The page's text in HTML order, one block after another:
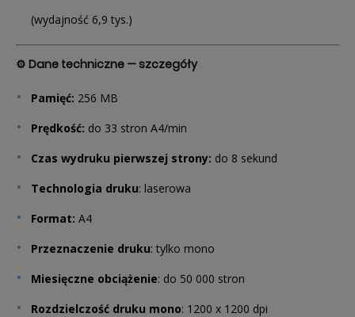
(wydajność 6,9 tys.)
⚙️ Dane techniczne — szczegóły
Pamięć: 256 MB
Prędkość: do 33 stron A4/min
Czas wydruku pierwszej strony: do 8 sekund
Technologia druku: laserowa
Format: A4
Przeznaczenie druku: tylko mono
Miesięczne obciążenie: do 50 000 stron
Rozdzielczość druku mono: 1200 x 1200 dpi